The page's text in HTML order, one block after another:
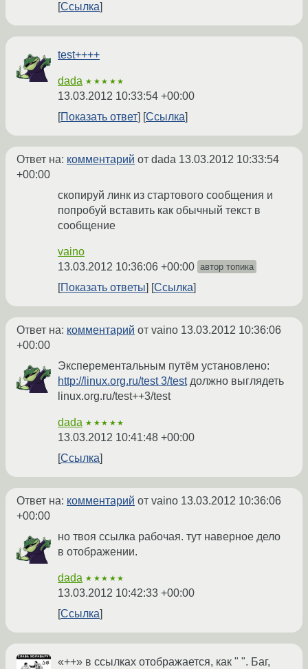
Ссылка
test++++
dada ★★★★★
13.03.2012 10:33:54 +00:00
Показать ответ
Ссылка
Ответ на: комментарий от dada 13.03.2012 10:33:54
+00:00
скопируй линк из стартового сообщения и
попробуй вставить как обычный текст в
сообщение
vaino
13.03.2012 10:36:06 +00:00 автор топика
Показать ответы Ссылка
Ответ на: комментарий от vaino 13.03.2012 10:36:06
+00:00
Эксперементальным путём установлено:
http://linux.org.ru/test 3/testдолжно выглядеть
linux.org.ru/test++3/test
dada ★★★★★
13.03.2012 10:41:48 +00:00
Ссылка
Ответ на: комментарий от vaino 13.03.2012 10:36:06
+00:00
но твоя ссылка рабочая. тут наверное дело
в отображении.
dada ★★★★★
13.03.2012 10:42:33 +00:00
Ссылка
«++» в ссылках отображается, как " ". Баг,